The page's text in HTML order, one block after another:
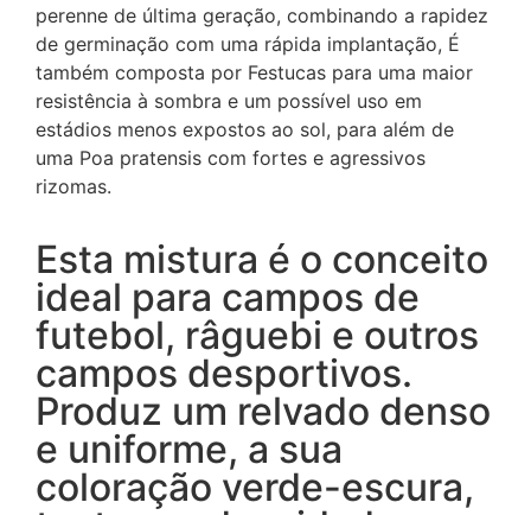
perenne de última geração, combinando a rapidez
de germinação com uma rápida implantação, É
também composta por Festucas para uma maior
resistência à sombra e um possível uso em
estádios menos expostos ao sol, para além de
uma Poa pratensis com fortes e agressivos
rizomas.
Esta mistura é o conceito
ideal para campos de
futebol, râguebi e outros
campos desportivos.
Produz um relvado denso
e uniforme, a sua
coloração verde-escura,